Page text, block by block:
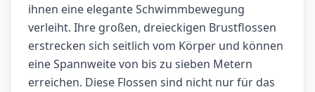
ihnen eine elegante Schwimmbewegung
verleiht. Ihre großen, dreieckigen Brustflossen
erstrecken sich seitlich vom Körper und können
eine Spannweite von bis zu sieben Metern
erreichen. Diese Flossen sind nicht nur für das